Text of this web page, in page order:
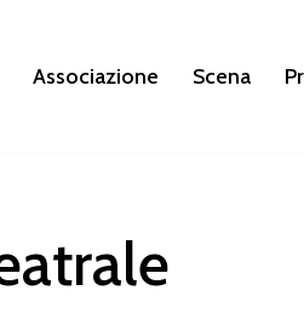
Associazione Scena